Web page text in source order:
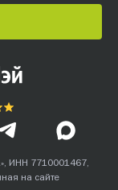
ИНН 7710001467,
на сайте